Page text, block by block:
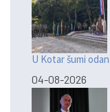
U Kotar šumi
04-08-2026